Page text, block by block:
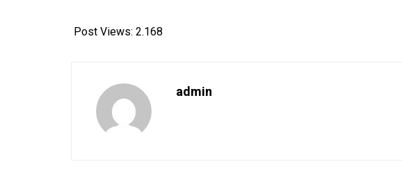
Post Views: 2.168
admin